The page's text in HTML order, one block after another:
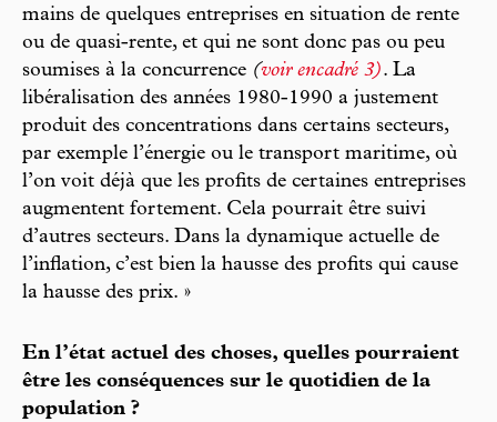
mains de quelques entreprises en situation de rente
ou de quasi-rente, et qui ne sont donc pas ou peu
soumises à la concurrence (voir encadré 3). La
libéralisation des années 1980-1990 a justement
produit des concentrations dans certains secteurs,
par exemple l’énergie ou le transport maritime, où
l’on voit déjà que les profits de certaines entreprises
augmentent fortement. Cela pourrait être suivi
d’autres secteurs. Dans la dynamique actuelle de
l’inflation, c’est bien la hausse des profits qui cause
la hausse des prix. »
En l’état actuel des choses, quelles pourraient
être les conséquences sur le quotidien de la
population ?